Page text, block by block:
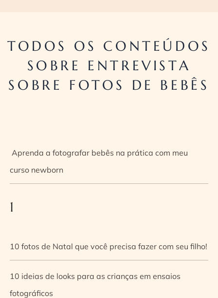
TODOS OS CONTEÚDOS
SOBRE ENTREVISTA
SOBRE FOTOS DE BEBÊS
Aprenda a fotografar bebês na prática com meu
curso newborn
1
10 fotos de Natal que você precisa fazer com seu filho!
10 ideias de looks para as crianças em ensaios
fotográficos